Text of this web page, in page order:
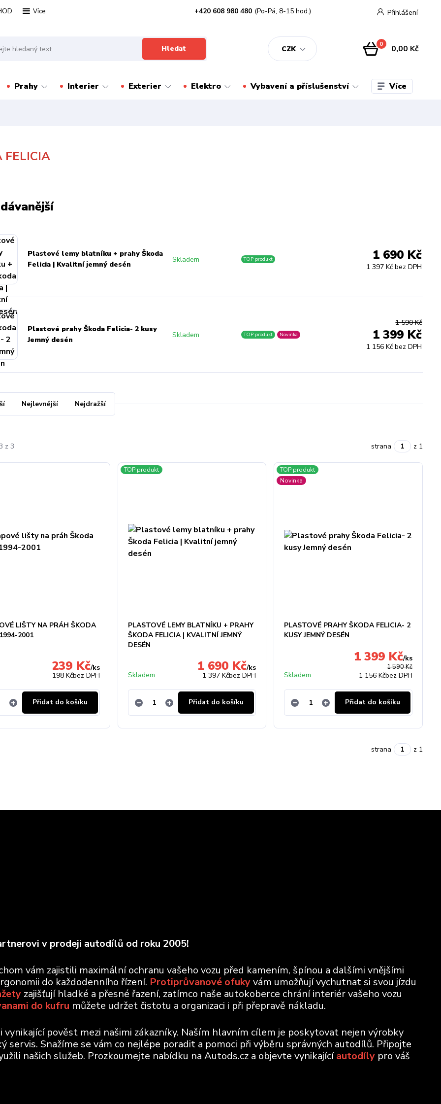
Více
CZK
Přihlášení
Hledat
+420 608 980 480 (Po-Pá, 8-15 hod.)
0 0,00 Kč
Prahy Interier Exterier Elektro Vybavení a příslušenství Více
FELICIA
Plastové lemy blatníku + prahy Škoda
Felicia | Kvalitní jemný desén
Skladem TOP produkt 1 690 Kč
1 397 Kč bez DPH
Plastové prahy Škoda Felicia- 2 kusy
Jemný desén
Skladem TOP produkt Novinka
1 590 Kč
1 399 Kč
1 156 Kč bez DPH
Nejlevnější Nejdražší
z 3 strana z 1
LIŠTY NA PRÁH ŠKODA
2001
239 Kč/ks
198 Kčbez DPH
Přidat do košíku
TOP produkt
PLASTOVÉ LEMY BLATNÍKU + PRAHY
ŠKODA FELICIA | KVALITNÍ JEMNÝ
DESÉN
1 690 Kč/ks
1 397 Kčbez DPH
Skladem
Přidat do košíku
TOP produkt
Novinka
PLASTOVÉ PRAHY ŠKODA FELICIA- 2
KUSY JEMNÝ DESÉN
1 590 Kč
1 399 Kč/ks
1 156 Kčbez DPH
Skladem
Přidat do košíku
strana z 1
v prodeji autodílů od roku 2005!
vám zajistili maximální ochranu vašeho vozu před kamením, špínou a dalšími vnějšími
do každodenního řízení. Protiprůvanové ofukyvám umožňují vychutnat si svou jízdu
zajišťují hladké a přesné řazení, zatímco naše autokoberce chrání interiér vašeho vozu
do kufru můžete udržet čistotu a organizaci i při přepravě nákladu.
pověst mezi našimi zákazníky. Naším hlavním cílem je poskytovat nejen výrobky
servis. Snažíme se vám co nejlépe poradit a pomoci při výběru správných autodílů. Připojte
našich služeb. Prozkoumejte nabídku na Autods.cz a objevte vynikajícíautodíly pro váš